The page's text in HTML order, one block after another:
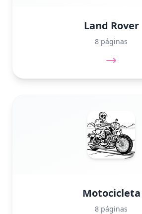
Land Rover
8 páginas
Motocicleta
8 páginas